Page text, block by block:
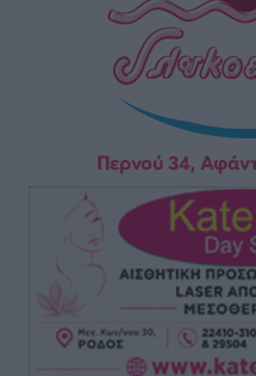
Συναυλία με τον Γιάννη
Πολιτιστικά• πριν 13 ώρες
Έκτακτη συνεδρίαση
αύριο Παρασκευή 7
πριν 13
ΑΕΡΑ: Δεν σταματάει να
Μητρόπουλος
Αθλητικά πριν 13 ώρες